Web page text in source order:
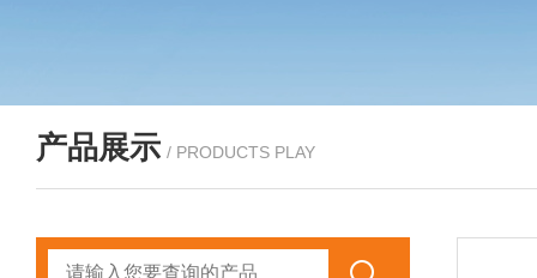
产品展示 / PRODUCTS PLAY